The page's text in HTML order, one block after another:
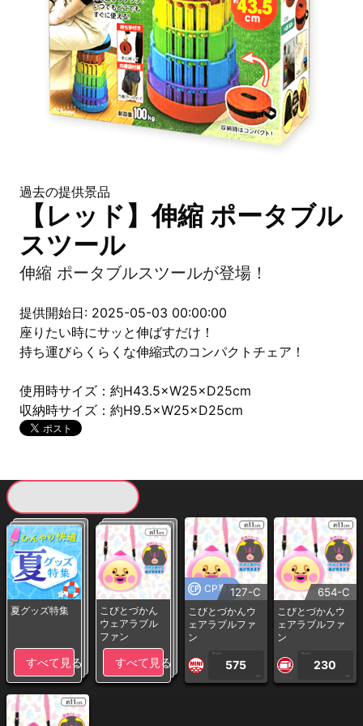
過去の提供景品
【レッド】伸縮 ポータブル
スツール
伸縮 ポータブルスツールが登場！
提供開始日: 2025-05-03 00:00:00
座りたい時にサッと伸ばすだけ！
持ち運びらくらくな伸縮式のコンパクトチェア！
使用時サイズ：約H43.5×W25×D25cm
収納時サイズ：約H9.5×W25×D25cm
夏グッズ特集
すべて見る
こびとづかん
ウェアラブル
ファン
すべて見る
CP専用127-C
こびとづかんウ
ェアラブルファ
ン
1PLAY
575
CP
654-C
こびとづかんウ
ェアラブルファ
ン
1PLAY
230
CP